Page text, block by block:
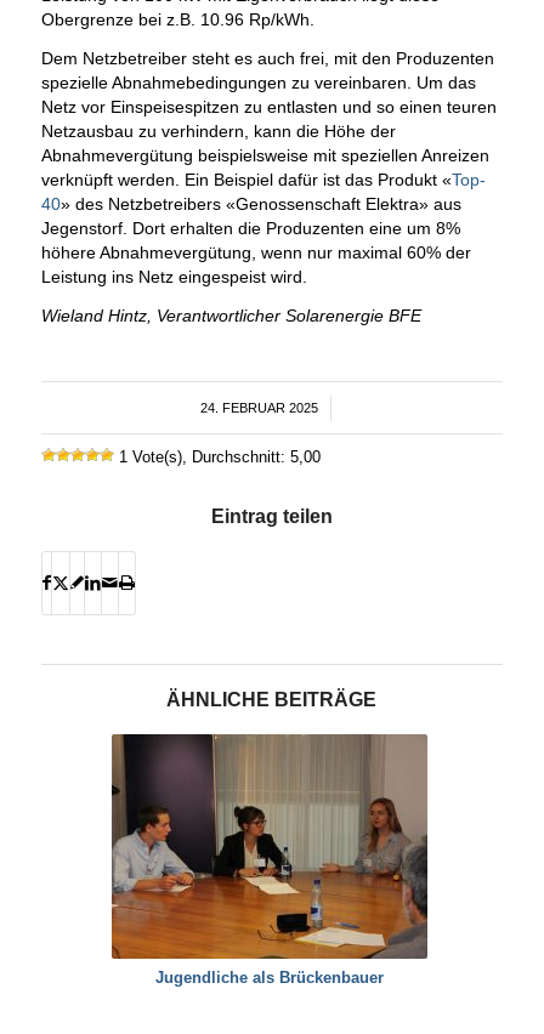
Obergrenze bei z.B. 10.96 Rp/kWh.
Dem Netzbetreiber steht es auch frei, mit den Produzenten
spezielle Abnahmebedingungen zu vereinbaren. Um das
Netz vor Einspeisespitzen zu entlasten und so einen teuren
Netzausbau zu verhindern, kann die Höhe der
Abnahmevergütung beispielsweise mit speziellen Anreizen
verknüpft werden. Ein Beispiel dafür ist das Produkt «Top-
40» des Netzbetreibers «Genossenschaft Elektra» aus
Jegenstorf. Dort erhalten die Produzenten eine um 8%
höhere Abnahmevergütung, wenn nur maximal 60% der
Leistung ins Netz eingespeist wird.
Wieland Hintz, Verantwortlicher Solarenergie BFE
24. FEBRUAR 2025
/
1 Vote(s), Durchschnitt: 5,00
Eintrag teilen
ÄHNLICHE BEITRÄGE
Jugendliche als Brückenbauer